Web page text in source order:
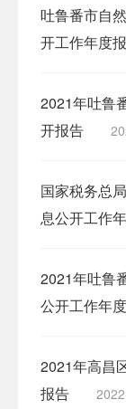
吐鲁番市自
开工作年度
2021年吐鲁
开报告
国家税务总
息公开工作
2021年吐鲁
公开工作年
2021年高昌
报告